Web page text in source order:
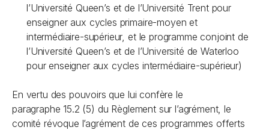
l’Université Queen’s et de l’Université Trent pour
enseigner aux cycles primaire-moyen et
intermédiaire-supérieur, et le programme conjoint de
l’Université Queen’s et de l’Université de Waterloo
pour enseigner aux cycles intermédiaire-supérieur)
En vertu des pouvoirs que lui confère le
paragraphe 15.2 (5) du Règlement sur l’agrément, le
comité révoque l’agrément de ces programmes offerts